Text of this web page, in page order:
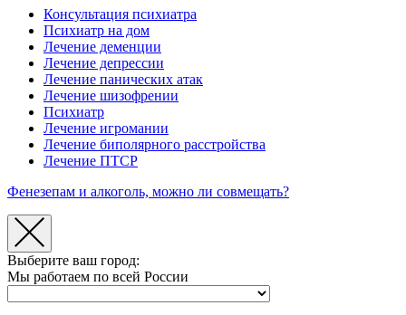
Консультация психиатра
Психиатр на дом
Лечение деменции
Лечение депрессии
Лечение панических атак
Лечение шизофрении
Психиатр
Лечение игромании
Лечение биполярного расстройства
Лечение ПТСР
Фенезепам и алкоголь, можно ли совмещать?
Выберите ваш город:
Мы работаем по всей России